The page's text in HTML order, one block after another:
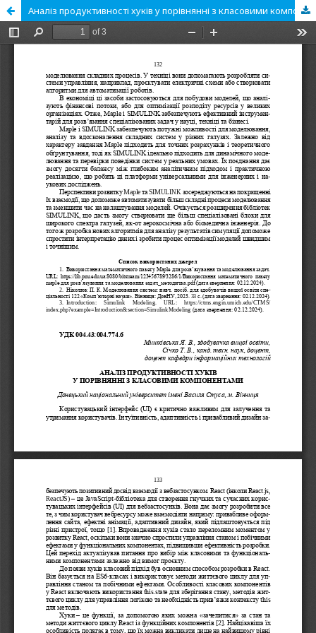
Аналіз продуктивності хуків у порівнянні з класовими компонентами